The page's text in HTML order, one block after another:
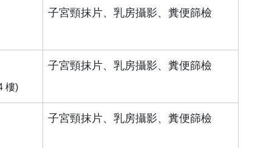
子宮頸抹片、乳房攝影、糞便篩檢
樓)
子宮頸抹片、乳房攝影、糞便篩檢
子宮頸抹片、乳房攝影、糞便篩檢